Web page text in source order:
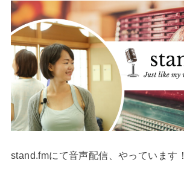
stand.fmにて音声配信、やっています！